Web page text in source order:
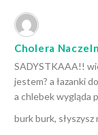
Cholera
SADYSTKAAA!!
jestem? a łazanki
a chlebek wygląda
burk burk, słyszysz